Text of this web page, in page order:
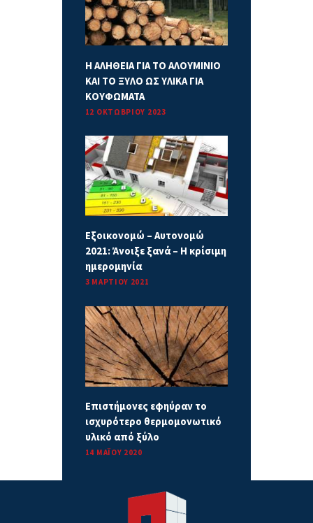
Η ΑΛΗΘΕΙΑ ΓΙΑ ΤΟ ΑΛΟΥΜΙΝΙΟ
ΚΑΙ ΤΟ ΞΥΛΟ ΩΣ ΥΛΙΚΑ ΓΙΑ
ΚΟΥΦΩΜΑΤΑ
12 ΟΚΤΩΒΡΊΟΥ 2023
Εξοικονομώ – Αυτονομώ
2021: Άνοιξε ξανά – Η κρίσιμη
ημερομηνία
3 ΜΑΡΤΊΟΥ 2021
Επιστήμονες εφηύραν το
ισχυρότερο θερμομονωτικό
υλικό από ξύλο
14 ΜΑΪ́ΟΥ 2020